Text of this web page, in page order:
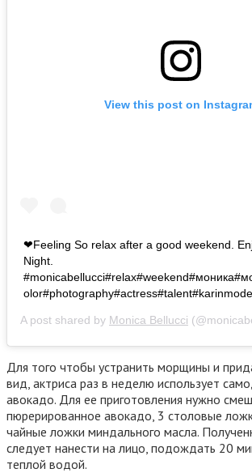
View this post on
❤Feeling So relax after a good weekend.
Night.
A post shared by Monica Bellucci
Для того чтобы устранить морщины и
вид, актриса раз в неделю использует
авокадо. Для ее приготовления нужно
пюрерированное авокадо, 3 столовые
чайные ложки миндального масла.
следует нанести на лицо, подождать 20
теплой водой.